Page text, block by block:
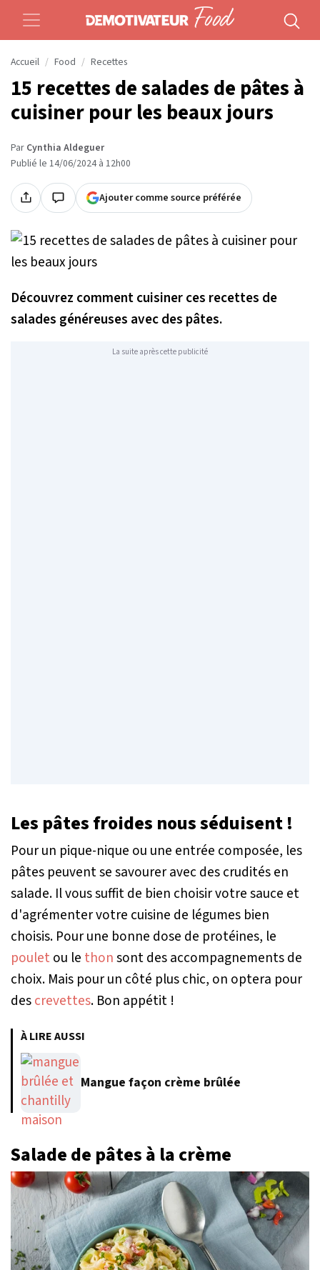
Accueil Food Recettes
15 recettes de salades de pâtes à
cuisiner pour les beaux jours
Par Cynthia Aldeguer
Publié le 14/06/2024 à 12h00
Ajouter comme source préférée
Découvrez comment cuisiner ces recettes de
salades généreuses avec des pâtes.
La suite après cette publicité
Les pâtes froides nous séduisent !
Pour un pique-nique ou une entrée composée, les
pâtes peuvent se savourer avec des crudités en
salade. Il vous suffit de bien choisir votre sauce et
d'agrémenter votre cuisine de légumes bien
choisis. Pour une bonne dose de protéines, le
pouletou le thonsont des accompagnements de
choix. Mais pour un côté plus chic, on optera pour
descrevettes. Bon appétit !
À LIRE AUSSI
Mangue façon crème brûlée
Salade de pâtes à la crème